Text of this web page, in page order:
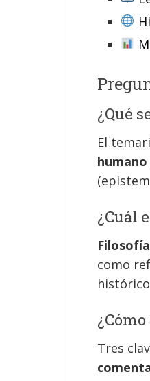
¿Qué
El
humano
¿Cuál
como
Tres